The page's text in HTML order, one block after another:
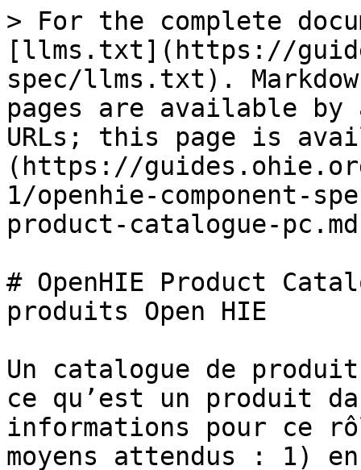
> For the complete
[llms.txt](https://
spec/llms.txt).
pages are available by
URLs; this page is
(https://
1/openhie-component-
product-catalogue-
# OpenHIE Product
produits Open HIE
Un catalogue de
ce qu’est un produit
informations pour ce
moyens attendus : 1)